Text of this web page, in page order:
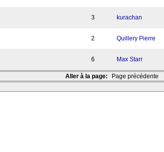
3 kurachan
2 Quillery Pierre
6 Max Starr
Aller à la page: Page précédente